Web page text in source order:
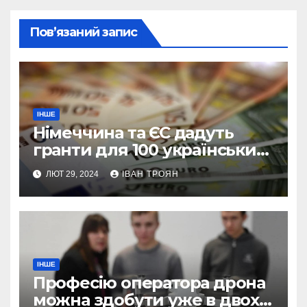
Пов’язаний запис
ІНШЕ
Німеччина та ЄС дадуть
гранти для 100 українських
підприємств
ЛЮТ 29, 2024 ІВАН ТРОЯН
ІНШЕ
Професію оператора дрона
можна здобути уже в двох